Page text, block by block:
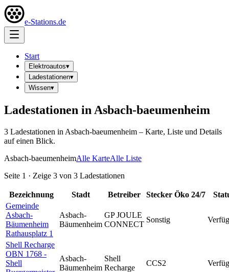
e-Stations.de
Start
Elektroautos▾
Ladestationen▾
Wissen▾
Ladestationen in Asbach-baeumenheim
3 Ladestationen in Asbach-baeumenheim – Karte, Liste und Details
auf einen Blick.
Asbach-baeumenheimAlle KarteAlle Liste
Seite 1 · Zeige 3 von 3 Ladestationen
Bezeichnung Stadt Betreiber Stecker Öko 24/7
Gemeinde
Asbach-
Bäumenheim
Rathausplatz 1
Asbach-
Bäumenheim
GP JOULE
CONNECT
Sonstig
Shell Recharge
OBN 1768 -
Shell
Asbach-
Bäumenheim
Shell
Recharge
CCS2